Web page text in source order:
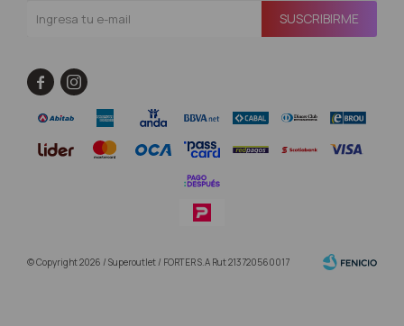
SUSCRIBIRME
 
© Copyright 2026 / Superoutlet / FORTER S.A Rut 213720560017